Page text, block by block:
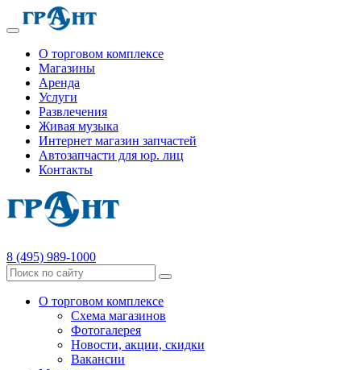
О торговом комплексе
Магазины
Аренда
Услуги
Развлечения
Живая музыка
Интернет магазин запчастей
Автозапчасти для юр. лиц
Контакты
8 (495) 989-1000
О торговом комплексе
Схема магазинов
Фотогалерея
Новости, акции, скидки
Вакансии